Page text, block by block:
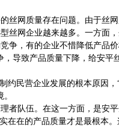
丝网质量存在问题。由于丝
丝网企业越来越多。一方面
争，有的企业不惜降低产品
导致产品质量下降，给安平
约民营企业发展的根本原因，
者队伍。在这一方面，是安
在在的产品质量才是最根本